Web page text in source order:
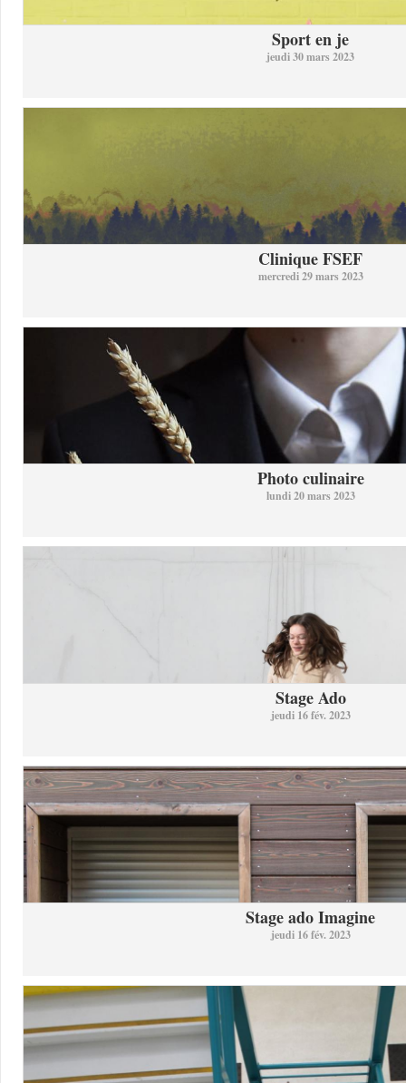
Sport en je
jeudi 30 mars 2023
Clinique FSEF
mercredi 29 mars 2023
Photo culinaire
lundi 20 mars 2023
Stage Ado
jeudi 16 fév. 2023
Stage ado Imagine
jeudi 16 fév. 2023